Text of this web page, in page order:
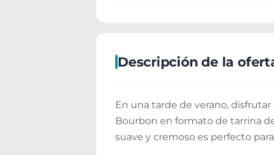
Descripción de la
En una tarde de verano,
Bourbon en formato de tarrina
suave y cremoso es perfecto